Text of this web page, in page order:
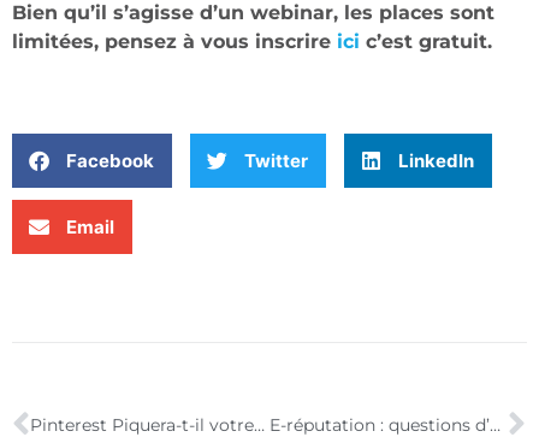
Bien qu’il s’agisse d’un webinar, les places sont
limitées, pensez à vous inscrire ici c’est gratuit.
Facebook Twitter LinkedIn
Email
Pinterest Piquera-t-il votre Intérê(s)t ? E-réputation : questions d’entreprise